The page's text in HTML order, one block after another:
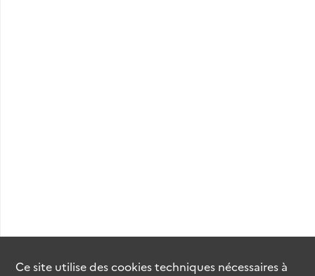
Ce site utilise descookiestechniques nécessaires à